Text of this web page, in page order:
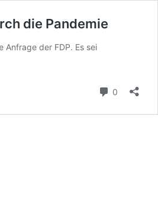
die Pandemie
Anfrage der FDP. Es sei
0